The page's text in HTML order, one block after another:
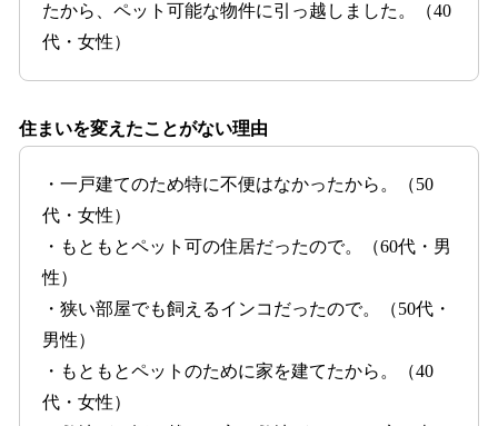
たから、ペット可能な物件に引っ越しました。（40
代・女性）
住まいを変えたことがない理由
・一戸建てのため特に不便はなかったから。（50
代・女性）
・もともとペット可の住居だったので。（60代・男
性）
・狭い部屋でも飼えるインコだったので。（50代・
男性）
・もともとペットのために家を建てたから。（40
代・女性）